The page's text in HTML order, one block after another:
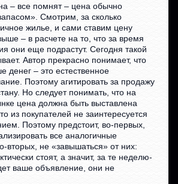
– все помнят – цена обычно
Смотрим, за сколько
жилье, и сами ставим цену
– в расчете на то, что за время
они еще подрастут. Сегодня такой
Автор прекрасно понимает, что
денег – это естественное
Поэтому агитировать за продажу
Но следует понимать, что на
цена должна быть выставлена
из покупателей не заинтересуется
Поэтому предстоит, во-первых,
все аналогичные
вторых, не «завышаться» от них:
стоят, а значит, за те неделю-
ваше объявление, они не